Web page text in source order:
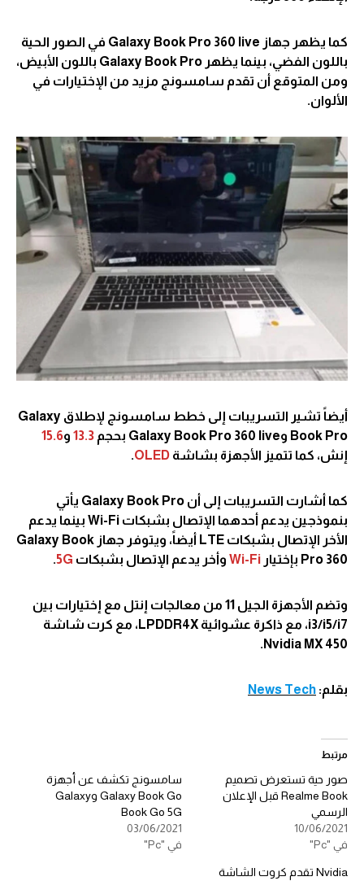
كما يظهر جهاز Galaxy Book Pro 360 live في الصور الحية
باللون الفضي، بينما يظهر Galaxy Book Pro باللون الأبيض،
ومن المتوقع أن تقدم سامسونج مزيد من الإختيارات في
الألوان.
أيضاً تشير التسريبات إلى خطط سامسونج لإطلاق Galaxy
Book Pro وGalaxy Book Pro 360 live بحجم
13.3 و15.6
إنش، كما تتميز الأجهزة بشاشة OLED
.
كما أشارت التسريبات إلى أن Galaxy Book Pro يأتي
بنموذجين يدعم أحدهما الإتصال بشبكات Wi-Fi بينما يدعم
الأخر الإتصال بشبكات LTE أيضاً، ويتوفر جهاز Galaxy Book
Pro 360 بإختيار
Wi-Fi وأخر يدعم الإتصال بشبكات 5G
.
وتضم الأجهزة الجيل 11 من معالجات إنتل مع إختيارات بين
i3/i5/i7، مع ذاكرة عشوائية LPDDR4X، مع كرت شاشة
Nvidia MX 450.
بقلم: News Tech
مرتبط
صور حية تستعرض تصميم
Realme Book قبل الإعلان
الرسمي
10/06/2021
في "Pc"
سامسونج تكشف عن أجهزة
Galaxy Book Go وGalaxy
Book Go 5G
03/06/2021
في "Pc"
Nvidia تقدم كروت الشاشة